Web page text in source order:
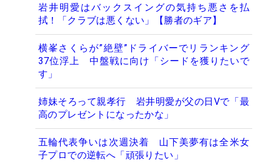
岩井明愛はバックスイングの気持ち悪さを払
拭！「クラブは悪くない」【勝者のギア】
横峯さくらが”絶壁”ドライバーでリランキング
37位浮上 中盤戦に向け「シードを獲りたいで
す」
姉妹そろって親孝行 岩井明愛が父の日Vで「最
高のプレゼントになったかな」
五輪代表争いは次週決着 山下美夢有は全米女
子プロでの逆転へ「頑張りたい」